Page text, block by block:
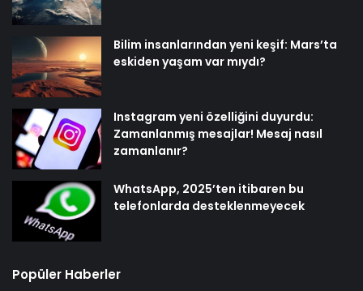
Bilim insanlarından yeni keşif: Mars’ta
eskiden yaşam var mıydı?
Instagram yeni özelliğini duyurdu:
Zamanlanmış mesajlar! Mesaj nasıl
zamanlanır?
WhatsApp, 2025’ten itibaren bu
telefonlarda desteklenmeyecek
Popüler Haberler